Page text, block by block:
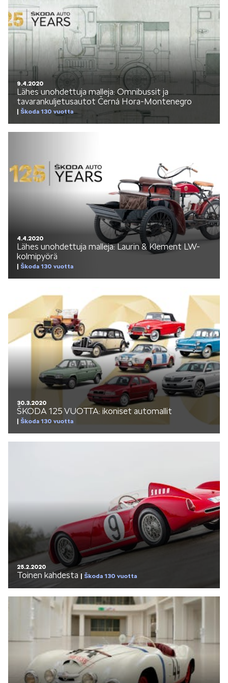
9.4.2020
Lähes unohdettuja malleja: Omnibussit ja
tavarankuljetusautot Černá Hora-Montenegro
Škoda 130 vuotta
4.4.2020
Lähes unohdettuja malleja: Laurin & Klement LW-
kolmipyörä
Škoda 130 vuotta
30.3.2020
ŠKODA 125 VUOTTA: ikoniset automallit
Škoda 130 vuotta
25.2.2020
Toinen kahdesta Škoda 130 vuotta